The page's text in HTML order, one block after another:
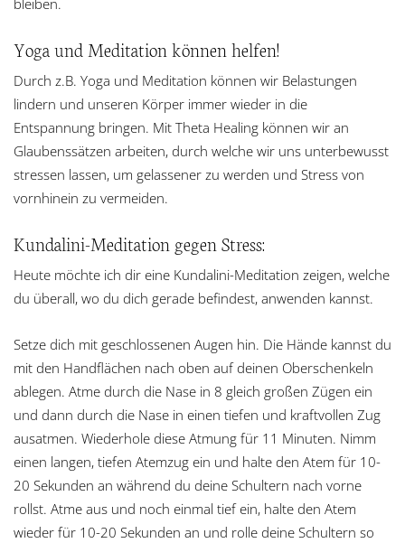
bleiben.
Yoga und Meditation können helfen!
Durch z.B. Yoga und Meditation können wir Belastungen
lindern und unseren Körper immer wieder in die
Entspannung bringen. Mit Theta Healing können wir an
Glaubenssätzen arbeiten, durch welche wir uns unterbewusst
stressen lassen, um gelassener zu werden und Stress von
vornhinein zu vermeiden.
Kundalini-Meditation gegen Stress:
Heute möchte ich dir eine Kundalini-Meditation zeigen, welche
du überall, wo du dich gerade befindest, anwenden kannst.
Setze dich mit geschlossenen Augen hin. Die Hände kannst du
mit den Handflächen nach oben auf deinen Oberschenkeln
ablegen. Atme durch die Nase in 8 gleich großen Zügen ein
und dann durch die Nase in einen tiefen und kraftvollen Zug
ausatmen. Wiederhole diese Atmung für 11 Minuten. Nimm
einen langen, tiefen Atemzug ein und halte den Atem für 10-
20 Sekunden an während du deine Schultern nach vorne
rollst. Atme aus und noch einmal tief ein, halte den Atem
wieder für 10-20 Sekunden an und rolle deine Schultern so